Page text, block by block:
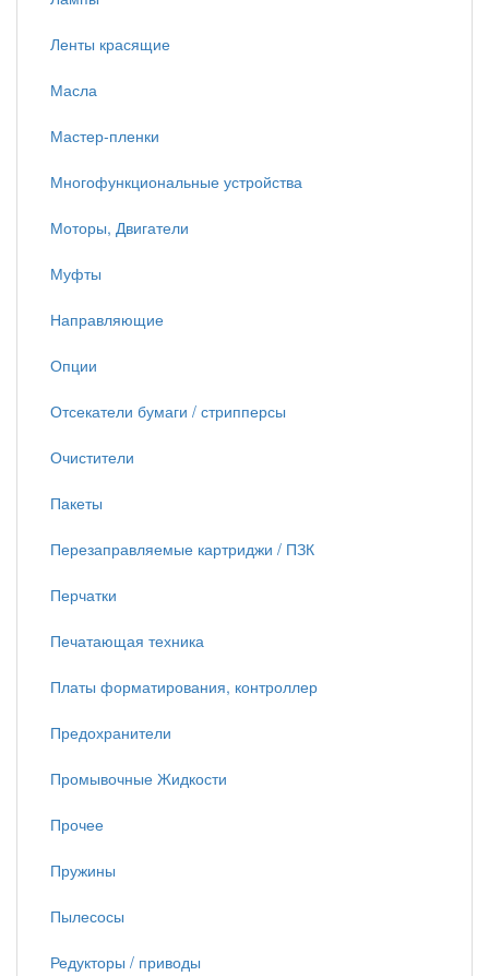
Ленты красящие
Масла
Мастер-пленки
Многофункциональные устройства
Моторы, Двигатели
Муфты
Направляющие
Опции
Отсекатели бумаги / стрипперсы
Очистители
Пакеты
Перезаправляемые картриджи / ПЗК
Перчатки
Печатающая техника
Платы форматирования, контроллер
Предохранители
Промывочные Жидкости
Прочее
Пружины
Пылесосы
Редукторы / приводы